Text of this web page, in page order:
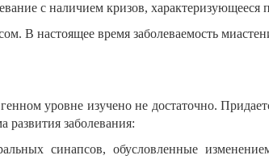
с наличием кризов,
В настоящее время заболеваемость
уровне изучено не достаточно.
заболевания:
синапсов, обусловленные